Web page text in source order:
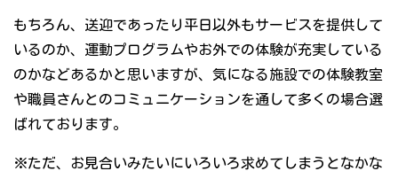
もちろん、送迎であったり平日以外もサービスを提供して
いるのか、運動プログラムやお外での体験が充実している
のかなどあるかと思いますが、気になる施設での体験教室
や職員さんとのコミュニケーションを通して多くの場合選
ばれております。
※ただ、お見合いみたいにいろいろ求めてしまうとなかな